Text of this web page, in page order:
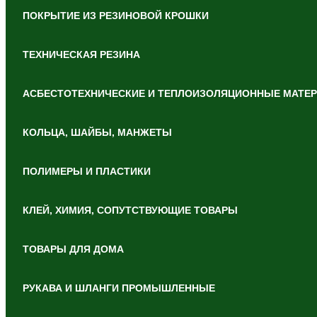
ПОКРЫТИЕ ИЗ РЕЗИНОВОЙ КРОШКИ
ТЕХНИЧЕСКАЯ РЕЗИНА
АСБЕСТОТЕХНИЧЕСКИЕ И ТЕПЛОИЗОЛЯЦИОННЫЕ
КОЛЬЦА, ШАЙБЫ, МАНЖЕТЫ
ПОЛИМЕРЫ И ПЛАСТИКИ
КЛЕЙ, ХИМИЯ, СОПУТСТВУЮЩИЕ ТОВАРЫ
ТОВАРЫ ДЛЯ ДОМА
РУКАВА И ШЛАНГИ ПРОМЫШЛЕННЫЕ